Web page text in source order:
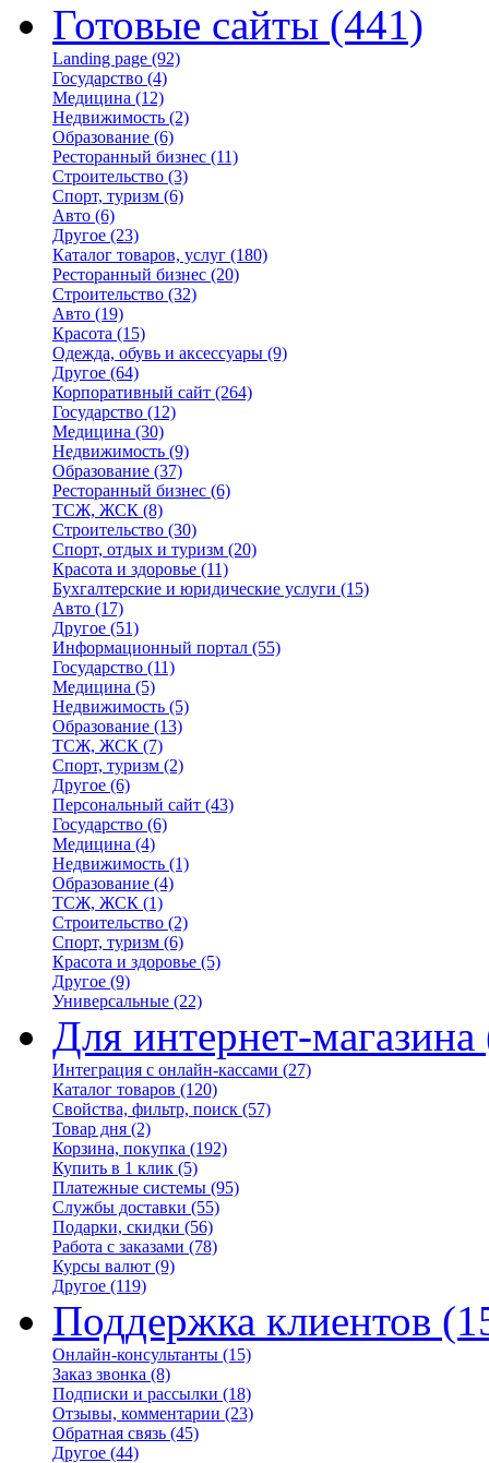
Готовые сайты (441)
Landing page (92)
Государство (4)
Медицина (12)
Недвижимость (2)
Образование (6)
Ресторанный бизнес (11)
Строительство (3)
Спорт, туризм (6)
Авто (6)
Другое (23)
Каталог товаров, услуг (180)
Ресторанный бизнес (20)
Строительство (32)
Авто (19)
Красота (15)
Одежда, обувь и аксессуары (9)
Другое (64)
Корпоративный сайт (264)
Государство (12)
Медицина (30)
Недвижимость (9)
Образование (37)
Ресторанный бизнес (6)
ТСЖ, ЖСК (8)
Строительство (30)
Спорт, отдых и туризм (20)
Красота и здоровье (11)
Бухгалтерские и юридические услуги (15)
Авто (17)
Другое (51)
Информационный портал (55)
Государство (11)
Медицина (5)
Недвижимость (5)
Образование (13)
ТСЖ, ЖСК (7)
Спорт, туризм (2)
Другое (6)
Персональный сайт (43)
Государство (6)
Медицина (4)
Недвижимость (1)
Образование (4)
ТСЖ, ЖСК (1)
Строительство (2)
Спорт, туризм (6)
Красота и здоровье (5)
Другое (9)
Универсальные (22)
Для интернет-магазина
Интеграция с онлайн-кассами (27)
Каталог товаров (120)
Свойства, фильтр, поиск (57)
Товар дня (2)
Корзина, покупка (192)
Купить в 1 клик (5)
Платежные системы (95)
Службы доставки (55)
Подарки, скидки (56)
Работа с заказами (78)
Курсы валют (9)
Другое (119)
Поддержка клиентов
Онлайн-консультанты (15)
Заказ звонка (8)
Подписки и рассылки (18)
Отзывы, комментарии (23)
Обратная связь (45)
Другое (44)